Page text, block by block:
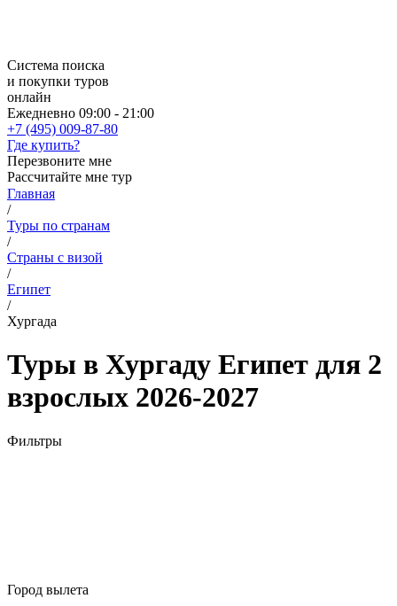
Система поиска
и покупки туров
онлайн
Ежедневно 09:00 - 21:00
+7 (495) 009-87-80
Где купить?
Перезвоните мне
Рассчитайте мне тур
Главная
/
Туры по странам
/
Страны с визой
/
Египет
/
Хургада
Туры в Хургаду Египет для 2
взрослых 2026-2027
Фильтры
Город вылета